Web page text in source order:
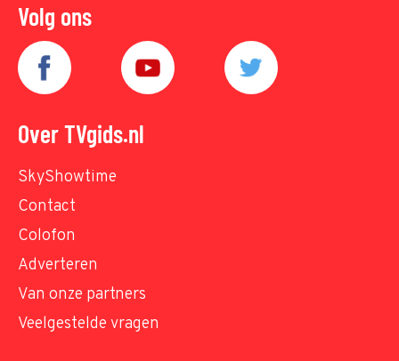
Volg ons
Over TVgids.nl
SkyShowtime
Contact
Colofon
Adverteren
Van onze partners
Veelgestelde vragen